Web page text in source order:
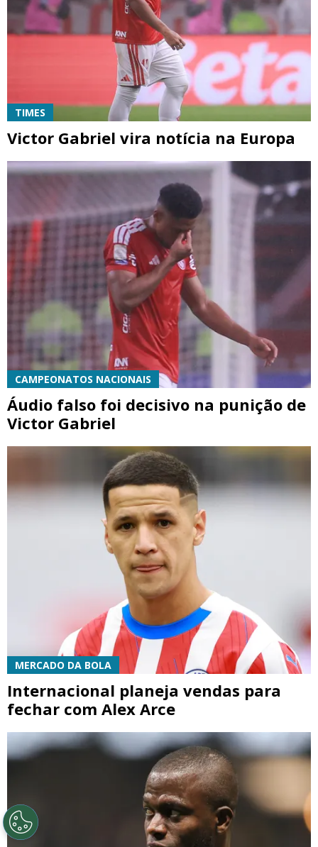
TIMES
Victor Gabriel vira notícia na Europa
CAMPEONATOS NACIONAIS
Áudio falso foi decisivo na punição de
Victor Gabriel
MERCADO DA BOLA
Internacional planeja vendas para
fechar com Alex Arce